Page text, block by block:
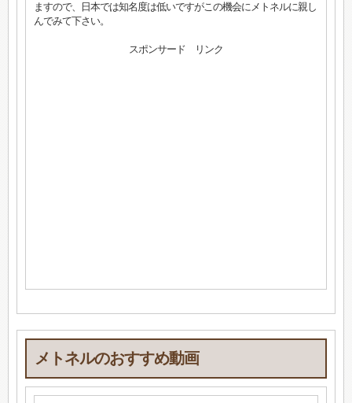
ますので、日本では知名度は低いですがこの機会にメトネルに親し
んでみて下さい。
スポンサード リンク
メトネルのおすすめ動画